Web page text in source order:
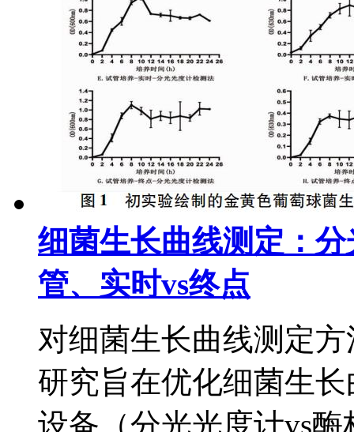
细菌生长曲线测定：
管、实时vs终点
对细菌生长曲线测定
研究旨在优化细菌生
设备（分光光度计vs